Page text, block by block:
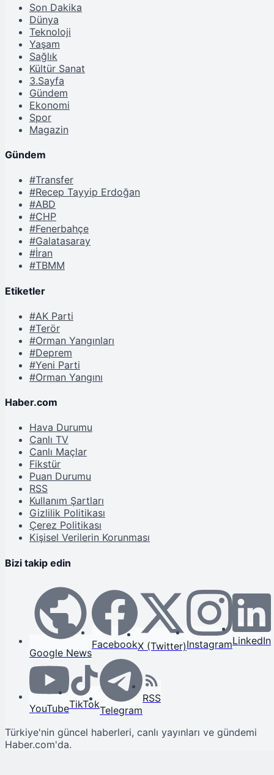
Son Dakika
Dünya
Teknoloji
Yaşam
Sağlık
Kültür Sanat
3.Sayfa
Gündem
Ekonomi
Spor
Magazin
Gündem
#Transfer
#Recep Tayyip Erdoğan
#ABD
#CHP
#Fenerbahçe
#Galatasaray
#İran
#TBMM
Etiketler
#AK Parti
#Terör
#Orman Yangınları
#Deprem
#Yeni Parti
#Orman Yangını
Haber.com
Hava Durumu
Canlı TV
Canlı Maçlar
Fikstür
Puan Durumu
RSS
Kullanım Şartları
Gizlilik Politikası
Çerez Politikası
Kişisel Verilerin Korunması
Bizi takip edin
Google News
FacebookX (Twitter)InstagramLinkedIn
YouTubeTikTokTelegram
RSS
Türkiye'nin güncel haberleri, canlı yayınları ve gündemi
Haber.com'da.